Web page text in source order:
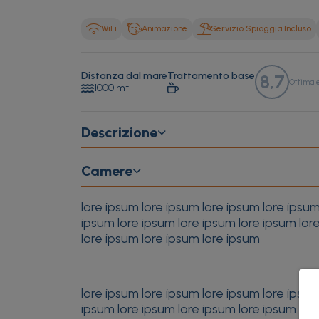
WiFi Animazione Servizio Spiaggia Incluso
Distanza dal mare
1000 mt
Trattamento base 8,7 Ottima
Descrizione
Camere
lore ipsum lore ipsum lore ipsum lore
ipsum lore ipsum lore ipsum lore ipsum
lore ipsum lore ipsum lore ipsum
lore ipsum lore ipsum lore ipsum lore
ipsum lore ipsum lore ipsum lore ipsum